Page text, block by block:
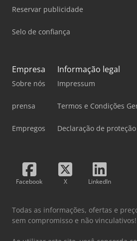
Reservar publicidade
Selo de confiança
Empresa
Sobre nós
prensa
Empregos
Informação legal
Impressum
Termos e Condições
Declaração de
Facebook X LinkedIn
Todas as informações, ofertas e
sem compromisso e não vinculativos!